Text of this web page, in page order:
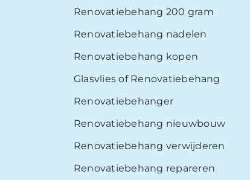
Renovatiebehang 200 gram
Renovatiebehang nadelen
Renovatiebehang kopen
Glasvlies of Renovatiebehang
Renovatiebehanger
Renovatiebehang nieuwbouw
Renovatiebehang verwijderen
Renovatiebehang repareren